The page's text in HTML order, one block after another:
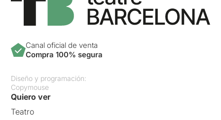
Canal oficial de venta
Compra 100% segura
Diseño y programación:
Copymouse
Quiero ver
Teatro